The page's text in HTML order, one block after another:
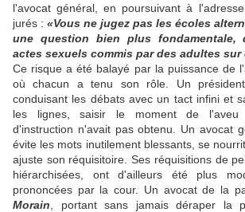
l'avocat général, en poursuivant à
jurés : «Vous ne jugez pas les écoles
une question bien plus
actes sexuels commis par des adultes sur
Ce risque a été balayé par la puissance de
où chacun a tenu son rôle. Un
conduisant les débats avec un tact infini et
les lignes, saisir le moment de l'aveu
d'instruction n'avait pas obtenu. Un avocat
évite les mots inutilement blessants, se
ajuste son réquisitoire. Ses réquisitions de
hiérarchisées, ont d'ailleurs été plus
prononcées par la cour. Un avocat de la
Morain , portant sans jamais déraper la